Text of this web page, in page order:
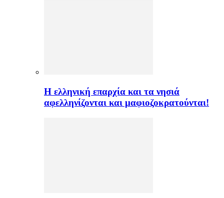
H ελληνική επαρχία και τα νησιά
αφελληνίζονται και μαφιοζοκρατούνται!